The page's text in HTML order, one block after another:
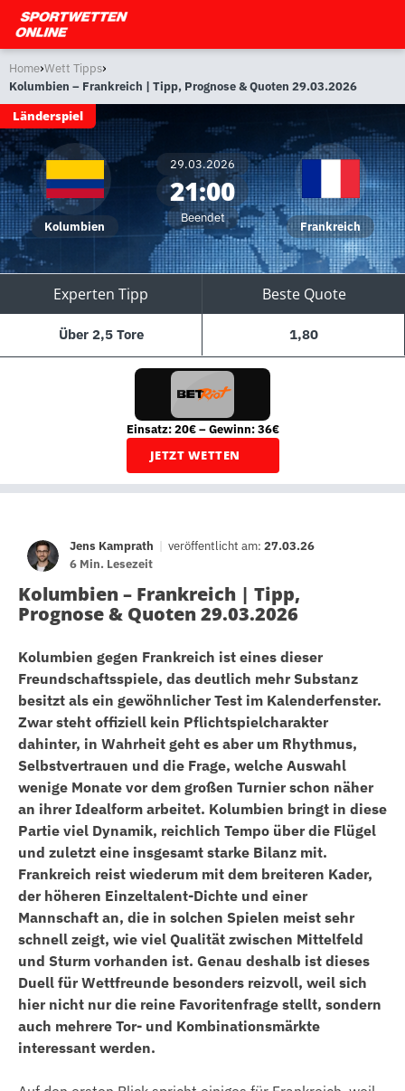
Home›Wett Tipps›
Kolumbien – Frankreich | Tipp, Prognose & Quoten 29.03.2026
Länderspiel
Kolumbien
29.03.2026
21:00
Beendet
Frankreich
Experten Tipp Beste Quote
Über 2,5 Tore 1,80
Einsatz: 20€ – Gewinn: 36€
JETZT WETTEN
Jens Kamprath | veröffentlicht am: 27.03.26
6 Min. Lesezeit
Kolumbien – Frankreich | Tipp,
Prognose & Quoten 29.03.2026
Kolumbien gegen Frankreich ist eines dieser
Freundschaftsspiele, das deutlich mehr Substanz
besitzt als ein gewöhnlicher Test im Kalenderfenster.
Zwar steht offiziell kein Pflichtspielcharakter
dahinter, in Wahrheit geht es aber um Rhythmus,
Selbstvertrauen und die Frage, welche Auswahl
wenige Monate vor dem großen Turnier schon näher
an ihrer Idealform arbeitet. Kolumbien bringt in diese
Partie viel Dynamik, reichlich Tempo über die Flügel
und zuletzt eine insgesamt starke Bilanz mit.
Frankreich reist wiederum mit dem breiteren Kader,
der höheren Einzeltalent-Dichte und einer
Mannschaft an, die in solchen Spielen meist sehr
schnell zeigt, wie viel Qualität zwischen Mittelfeld
und Sturm vorhanden ist. Genau deshalb ist dieses
Duell für Wettfreunde besonders reizvoll, weil sich
hier nicht nur die reine Favoritenfrage stellt, sondern
auch mehrere Tor- und Kombinationsmärkte
interessant werden.